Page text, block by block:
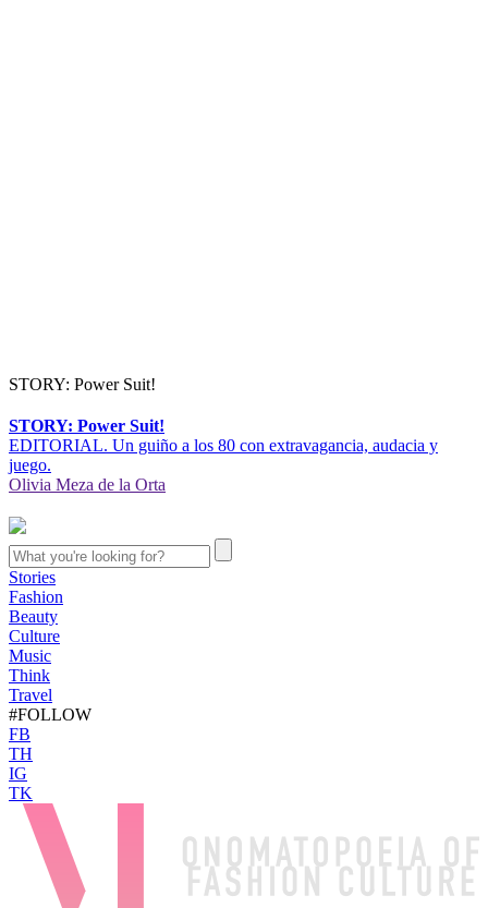
STORY: Power Suit!
STORY: Power Suit!
EDITORIAL. Un guiño a los 80 con extravagancia, audacia y
juego.
Olivia Meza de la Orta
Stories
Fashion
Beauty
Culture
Music
Think
Travel
#FOLLOW
FB
TH
IG
TK